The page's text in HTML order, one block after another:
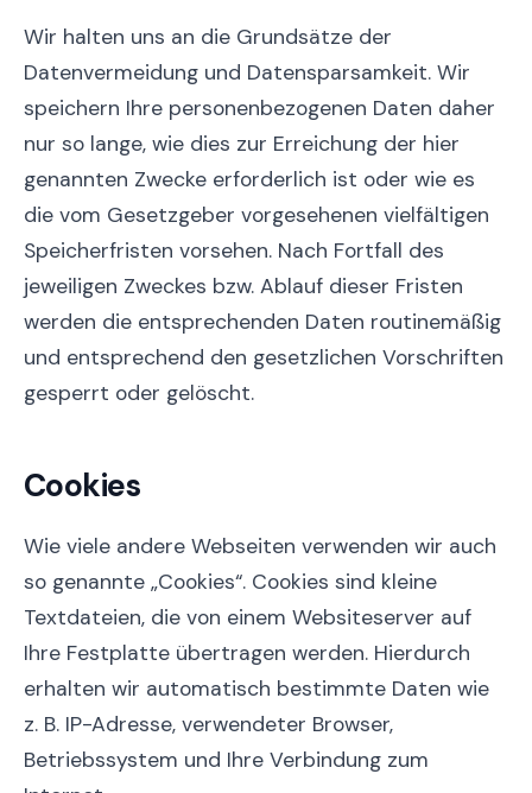
Wir halten uns an die Grundsätze der
Datenvermeidung und Datensparsamkeit. Wir
speichern Ihre personenbezogenen Daten daher
nur so lange, wie dies zur Erreichung der hier
genannten Zwecke erforderlich ist oder wie es
die vom Gesetzgeber vorgesehenen vielfältigen
Speicherfristen vorsehen. Nach Fortfall des
jeweiligen Zweckes bzw. Ablauf dieser Fristen
werden die entsprechenden Daten routinemäßig
und entsprechend den gesetzlichen Vorschriften
gesperrt oder gelöscht.
Cookies
Wie viele andere Webseiten verwenden wir auch
so genannte „Cookies“. Cookies sind kleine
Textdateien, die von einem Websiteserver auf
Ihre Festplatte übertragen werden. Hierdurch
erhalten wir automatisch bestimmte Daten wie
z. B. IP-Adresse, verwendeter Browser,
Betriebssystem und Ihre Verbindung zum